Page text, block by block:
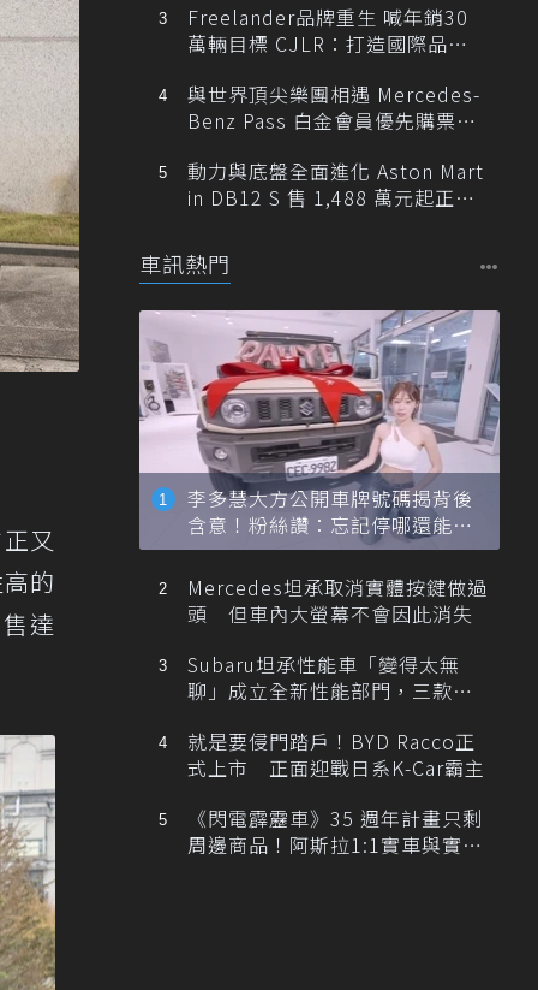
又
的
達
Freelander品牌重生 喊年銷30
萬輛目標 CJLR：打造國際品牌
與世界頂尖樂團相遇 Mercedes-
Benz Pass 白金會員優先購票維
動力與底盤全面進化 Aston Mart
in DB12 S 售 1,488 萬元起正式
車訊熱門
李多慧大方公開車牌號碼揭背後
含意！粉絲讚：忘記停哪還能幫
忙找車
Mercedes坦承取消實體按鍵做過
頭 但車內大螢幕不會因此消失
Subaru坦承性能車「變得太無
聊」成立全新性能部門，三款手
就是要侵門踏戶！BYD Racco正
式上市 正面迎戰日系K-Car霸主
《閃電霹靂車》35 週年計畫只剩
周邊商品！阿斯拉1:1實車與實體